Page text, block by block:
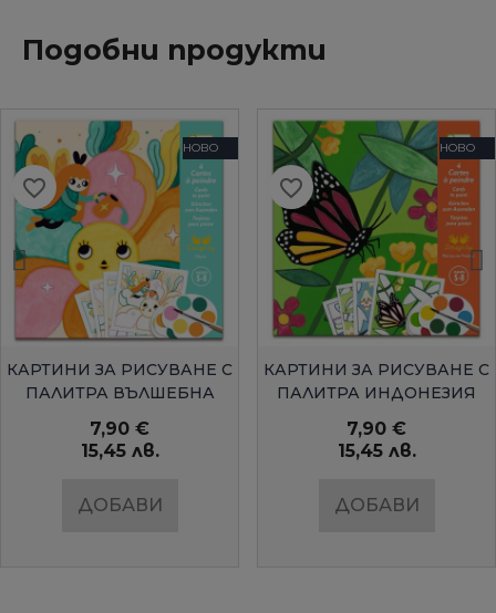
Подобни продукти
БЪРЗ ПРЕГЛЕД
НОВО
КАРТИНИ ЗА РИСУВАНЕ С
ПАЛИТРА ВЪЛШЕБНА
7,90 €
15,45 лв.
ДОБАВИ
favorite_border
БЪРЗ ПРЕГЛЕД
НОВО
КАРТИНИ ЗА РИСУВАНЕ С
ПАЛИТРА ИНДОНЕЗИЯ
7,90 €
15,45 лв.
ДОБАВИ
favorite_border